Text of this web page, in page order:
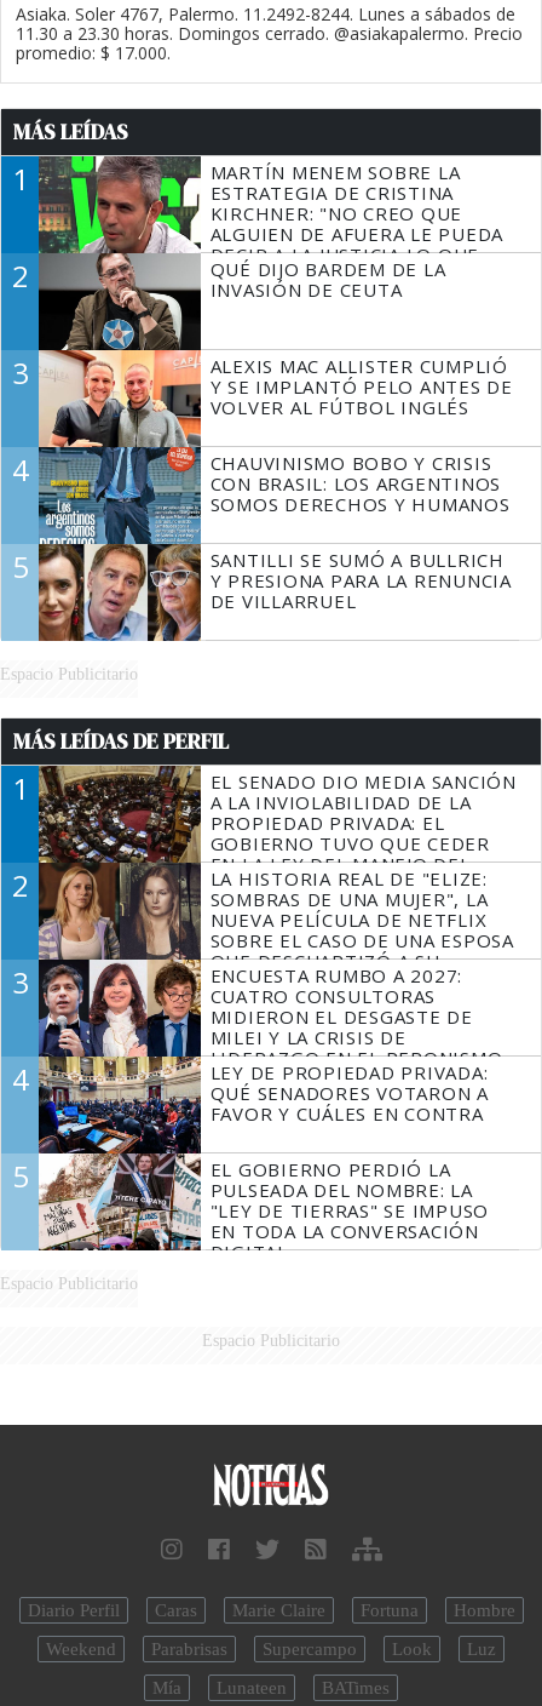
Asiaka. Soler 4767, Palermo. 11.2492-8244. Lunes a sábados de
11.30 a 23.30 horas. Domingos cerrado. @asiakapalermo. Precio
promedio: $ 17.000.
MÁS LEÍDAS
1
MARTÍN MENEM SOBRE LA
ESTRATEGIA DE CRISTINA
KIRCHNER: "NO CREO QUE
ALGUIEN DE AFUERA LE PUEDA
DECIR A LA JUSTICIA LO QUE
TIENE QUE HACER"
2
QUÉ DIJO BARDEM DE LA
INVASIÓN DE CEUTA
3
ALEXIS MAC ALLISTER CUMPLIÓ
Y SE IMPLANTÓ PELO ANTES DE
VOLVER AL FÚTBOL INGLÉS
4
CHAUVINISMO BOBO Y CRISIS
CON BRASIL: LOS ARGENTINOS
SOMOS DERECHOS Y HUMANOS
5
SANTILLI SE SUMÓ A BULLRICH
Y PRESIONA PARA LA RENUNCIA
DE VILLARRUEL
Espacio Publicitario
MÁS LEÍDAS DE PERFIL
1
EL SENADO DIO MEDIA SANCIÓN
A LA INVIOLABILIDAD DE LA
PROPIEDAD PRIVADA: EL
GOBIERNO TUVO QUE CEDER
EN LA LEY DEL MANEJO DEL
FUEGO
2
LA HISTORIA REAL DE "ELIZE:
SOMBRAS DE UNA MUJER", LA
NUEVA PELÍCULA DE NETFLIX
SOBRE EL CASO DE UNA ESPOSA
QUE DESCUARTIZÓ A SU
MARIDO
3
ENCUESTA RUMBO A 2027:
CUATRO CONSULTORAS
MIDIERON EL DESGASTE DE
MILEI Y LA CRISIS DE
LIDERAZGO EN EL PERONISMO
4
LEY DE PROPIEDAD PRIVADA:
QUÉ SENADORES VOTARON A
FAVOR Y CUÁLES EN CONTRA
5
EL GOBIERNO PERDIÓ LA
PULSEADA DEL NOMBRE: LA
"LEY DE TIERRAS" SE IMPUSO
EN TODA LA CONVERSACIÓN
DIGITAL
Espacio Publicitario
Espacio Publicitario
Diario Perfil Caras Marie Claire Fortuna
Hombre
Weekend
Parabrisas Supercampo Look
Luz
Mía
Lunateen BATimes